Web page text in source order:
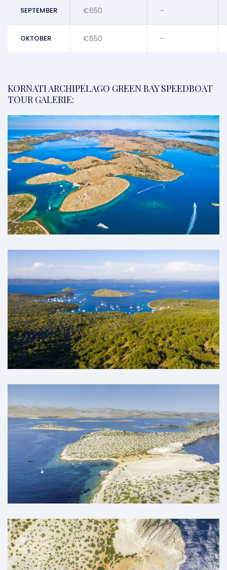
SEPTEMBER €650 -
OKTOBER €650 -
KORNATI ARCHIPELAGO GREEN BAY SPEEDBOAT
TOUR GALERIE: